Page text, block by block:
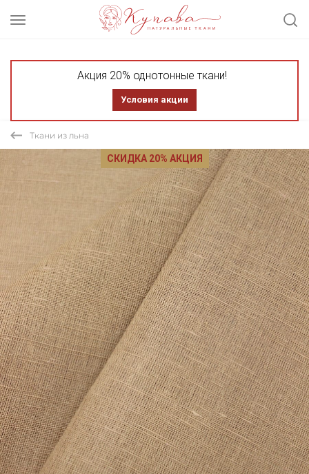
Акция 20% однотонные ткани!
Условия акции
Ткани из льна
СКИДКА 20% АКЦИЯ